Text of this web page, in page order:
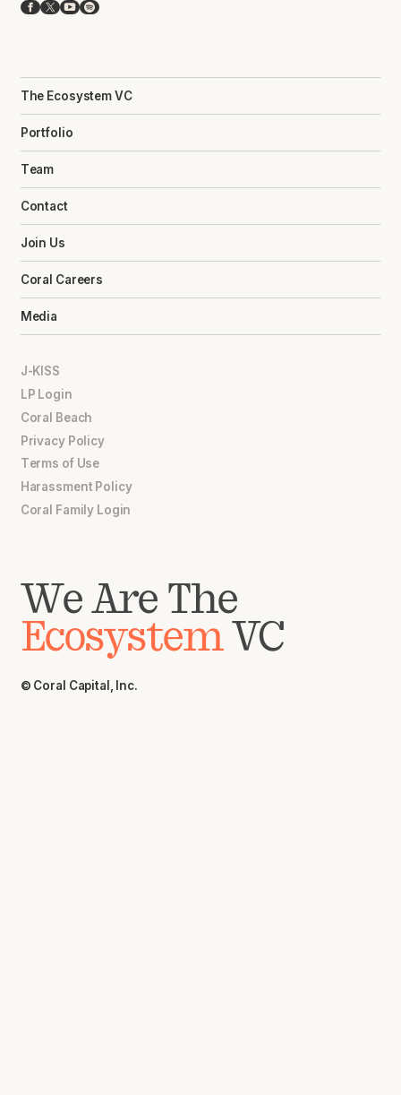
Facebook
X YouTube
Spotify
The Ecosystem VC
Portfolio
Team
Contact
Join Us
Coral Careers
Media
J-KISS
LP Login
Coral Beach
Privacy Policy
Terms of Use
Harassment Policy
Coral Family Login
We Are The
EcosystemVC
© Coral Capital, Inc.